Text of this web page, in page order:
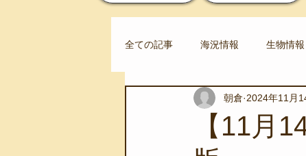
全ての記事 海況情報 生物情報
スノーケリングツアー 自然
【11月
朝倉 2024年11月